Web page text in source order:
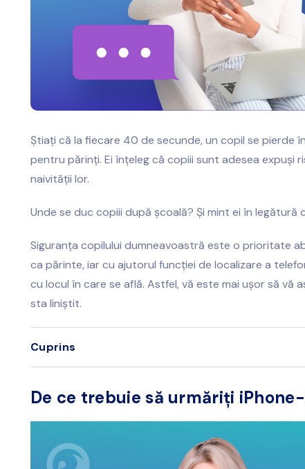
Știați că la fiecare 40 de secunde, un copil se pierde
pentru părinți. Ei înțeleg că copiii sunt adesea expuși
naivității lor.
Unde se duc copiii după școală? Și mint ei în legătură
Siguranța copilului dumneavoastră este o prioritate
ca părinte, iar cu ajutorul funcției de localizare a
cu locul în care se află. Astfel, vă este mai ușor să vă
sta liniștit.
Cuprins
De ce trebuie să urmăriți